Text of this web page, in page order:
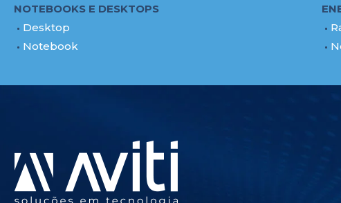
NOTEBOOKS E DESKTOPS
Desktop
Notebook